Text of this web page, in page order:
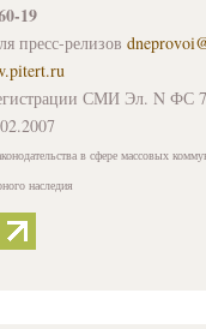
19
пресс-релизов
СМИ Эл. N ФС
в сфере массовых
наследия